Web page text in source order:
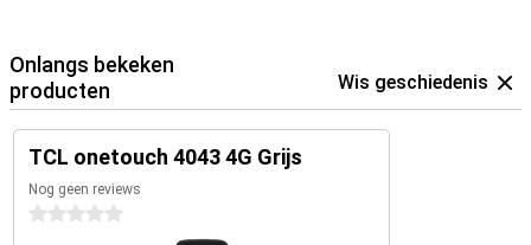
Onlangs bekeken
producten
Wis geschiedenis
TCL onetouch 4043 4G Grijs
Nog geen reviews
0 sterren